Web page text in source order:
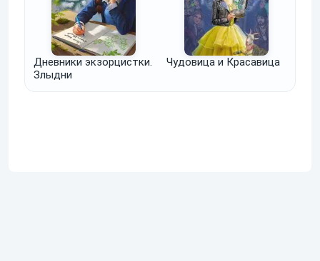
Дневники экзорцистки.
Злыдни
Чудовица и Красавица